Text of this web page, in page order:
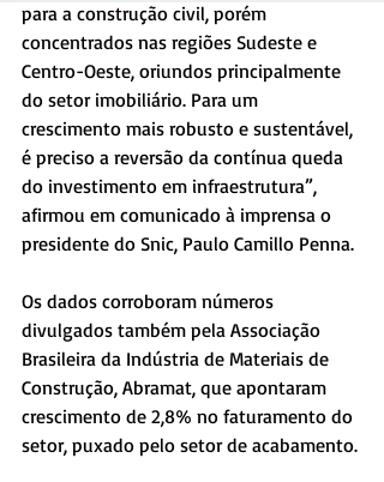
para a construção civil, porém
concentrados nas regiões Sudeste e
Centro-Oeste, oriundos principalmente
do setor imobiliário. Para um
crescimento mais robusto e sustentável,
é preciso a reversão da contínua queda
do investimento em infraestrutura”,
afirmou em comunicado à imprensa o
presidente do Snic, Paulo Camillo Penna.
Os dados corroboram números
divulgados também pela Associação
Brasileira da Indústria de Materiais de
Construção, Abramat, que apontaram
crescimento de 2,8% no faturamento do
setor, puxado pelo setor de acabamento.